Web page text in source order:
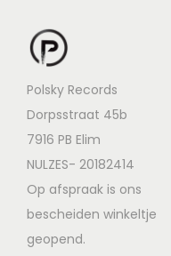
Polsky Records
Dorpsstraat 45b
7916 PB Elim
NULZES- 20182414
Op afspraak is ons
bescheiden winkeltje
geopend.